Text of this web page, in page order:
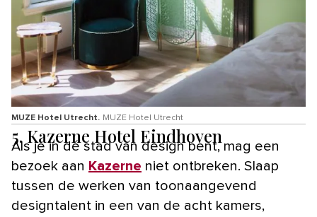
MUZE Hotel Utrecht. MUZE Hotel Utrecht
5. Kazerne Hotel Eindhoven
Als je in dé stad van design bent, mag een
bezoek aan Kazerne niet ontbreken. Slaap
tussen de werken van toonaangevend
designtalent in een van de acht kamers,